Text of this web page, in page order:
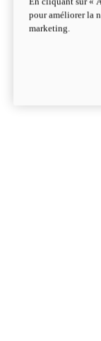
pour améliorer la
marketing.